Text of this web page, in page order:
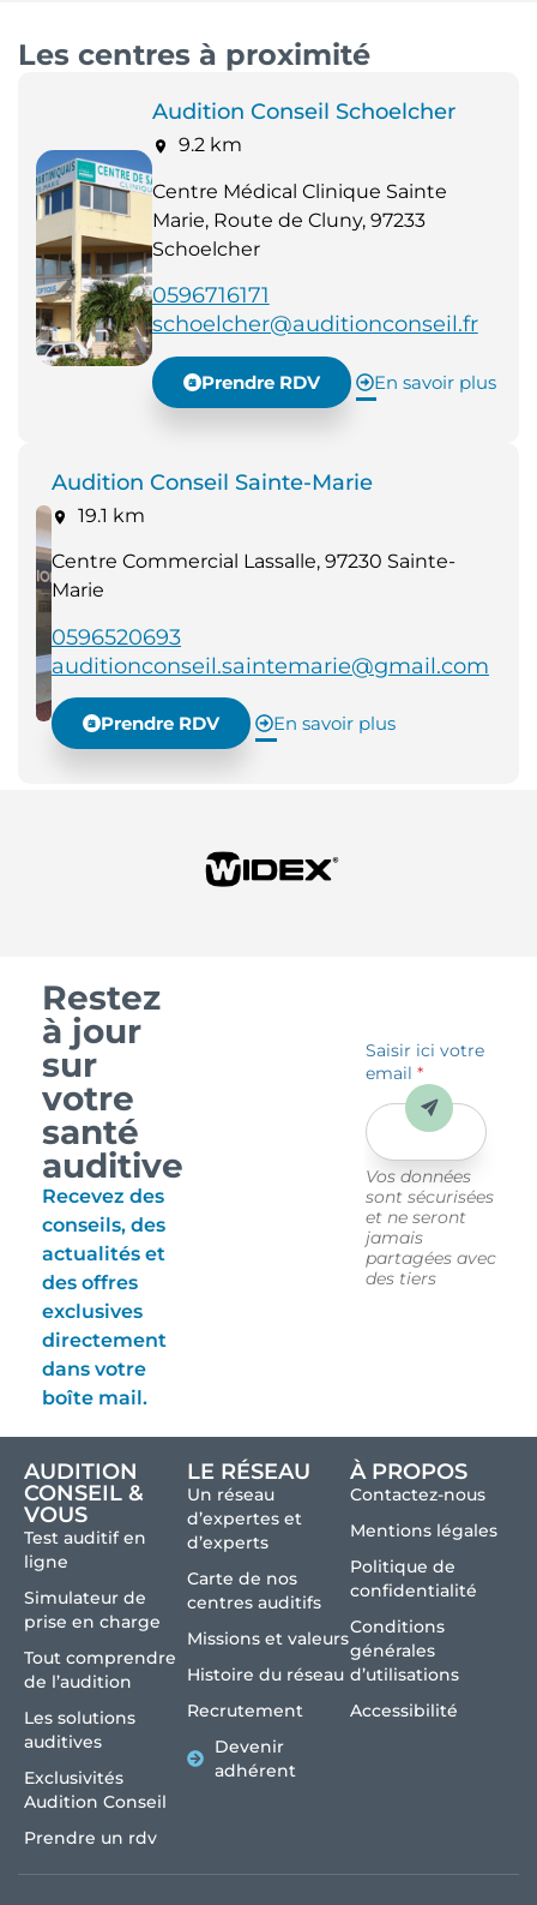
Les centres à proximité
Audition Conseil Schoelcher
9.2 km
Centre Médical Clinique Sainte
Marie, Route de Cluny, 97233
Schoelcher
0596716171
schoelcher@auditionconseil.fr
Prendre RDV En savoir plus
Audition Conseil Sainte-Marie
19.1 km
Centre Commercial Lassalle, 97230 Sainte-
Marie
0596520693
auditionconseil.saintemarie@gmail.com
Prendre RDV En savoir plus
Restez
à jour
sur
votre
santé
auditive
Recevez des
conseils, des
actualités et
des offres
exclusives
directement
dans votre
boîte mail.
Saisir ici votre
email*
Vos données
sont sécurisées
et ne seront
jamais
partagées avec
des tiers
Envoyer
AUDITION
CONSEIL &
VOUS
Test auditif en
ligne
Simulateur de
prise en charge
Tout comprendre
de l’audition
Les solutions
auditives
Exclusivités
Audition Conseil
Prendre un rdv
LE RÉSEAU
Un réseau
d’expertes et
d’experts
Carte de nos
centres auditifs
Missions et valeurs
Histoire du réseau
Recrutement
Devenir
adhérent
À PROPOS
Contactez-nous
Mentions légales
Politique de
confidentialité
Conditions
générales
d’utilisations
Accessibilité